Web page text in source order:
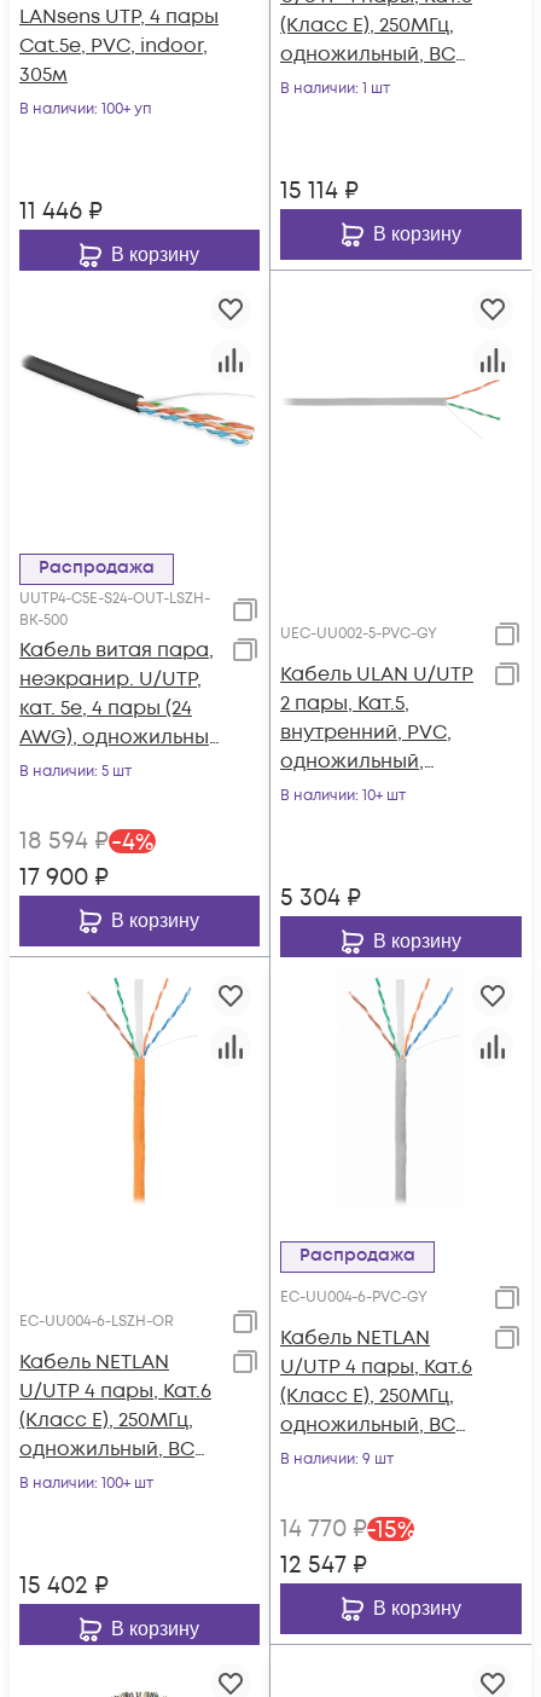
LANsens UTP, 4 пары
Cat.5e, PVC, indoor,
305м
В наличии: 100+ уп
11 446 ₽
В корзину
(Класс E), 250МГц,
одножильный, BC
(чистая медь),
В наличии: 1 шт
15 114 ₽
В корзину
Распродажа
UUTP4-C5E-S24-OUT-LSZH-
BK-500
Кабель витая пара,
неэкранир. U/UTP,
кат. 5e, 4 пары (24
AWG), одножильный
(solid), внешний,
+75°C, черный
В наличии: 5 шт
18 594 ₽-4%
17 900 ₽
В корзину
UEC-UU002-5-PVC-GY
Кабель ULAN U/UTP
2 пары, Кат.5,
внутренний, PVC,
одножильный,
100МГц, серый, 305м
В наличии: 10+ шт
5 304 ₽
В корзину
EC-UU004-6-LSZH-OR
Кабель NETLAN
U/UTP 4 пары, Кат.6
(Класс E), 250МГц,
одножильный, BC
(чистая медь),
В наличии: 100+ шт
15 402 ₽
В корзину
Распродажа
EC-UU004-6-PVC-GY
Кабель NETLAN
U/UTP 4 пары, Кат.6
(Класс E), 250МГц,
одножильный, BC
(чистая медь),
нг(B), серый, 305м
В наличии: 9 шт
14 770 ₽-15%
12 547 ₽
В корзину